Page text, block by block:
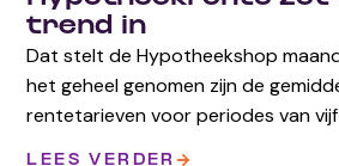
trend in
Dat stelt de Hypotheekshop
het geheel genomen zijn de
rentetarieven voor periodes van
LEES VERDER